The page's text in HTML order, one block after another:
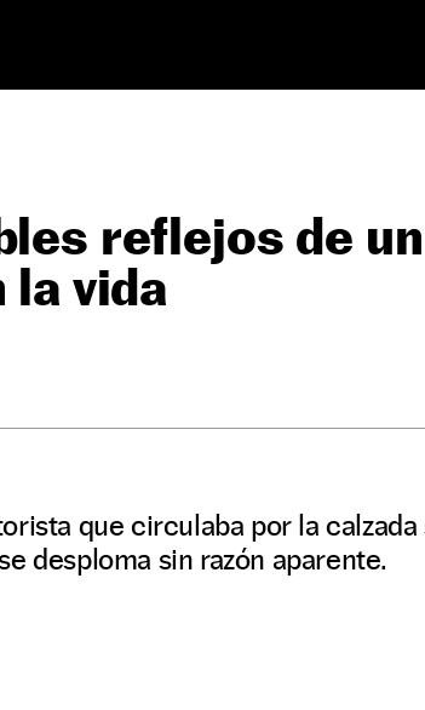
reflejos de
la vida
que circulaba por la
desploma sin razón aparente.